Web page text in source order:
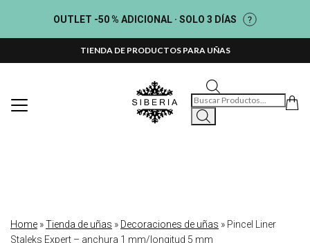
OUTLET -50 % ADICIONAL · SOLO 3 DÍAS
TIENDA DE PRODUCTOS PARA UÑAS
Búsqueda de productos
Home »Tienda de uñas » Decoraciones de uñas » Pincel Liner
Staleks Expert – anchura 1 mm/longitud 5 mm